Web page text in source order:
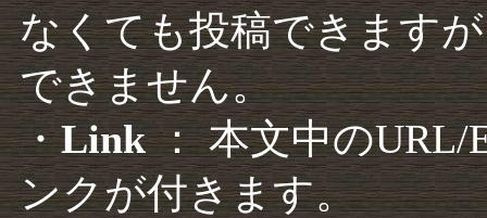
なくても投稿できます
できません。
・Link： 本文中のURL/
ンクが付きます。